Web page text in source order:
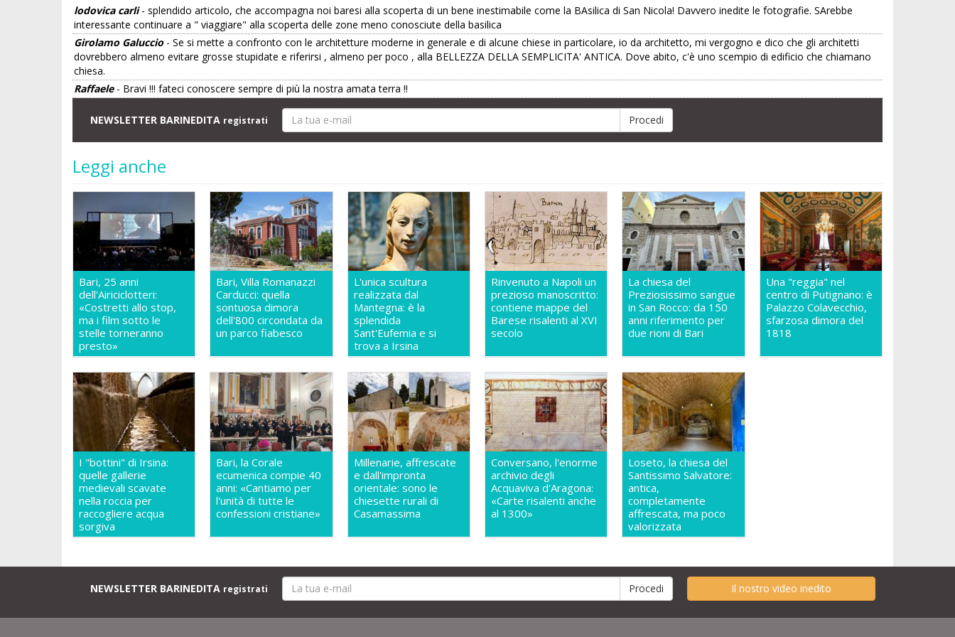
lodovica carli- splendido articolo, che accompagna noi baresi alla scoperta di un bene inestimabile come la BAsilica di San Nicola! Davvero inedite le fotografie. SArebbe
interessante continuare a " viaggiare" alla scoperta delle zone meno conosciute della basilica
Girolamo Galuccio- Se si mette a confronto con le architetture moderne in generale e di alcune chiese in particolare, io da architetto, mi vergogno e dico che gli architetti
dovrebbero almeno evitare grosse stupidate e riferirsi , almeno per poco , alla BELLEZZA DELLA SEMPLICITA' ANTICA. Dove abito, c'è uno scempio di edificio che chiamano
chiesa.
Raffaele- Bravi !!! fateci conoscere sempre di più la nostra amata terra !!
NEWSLETTER BARINEDITA registrati
Leggi anche
Bari, 25 anni
dell'Airiciclotteri:
«Costretti allo stop,
ma i film sotto le
stelle torneranno
presto»
Bari, Villa Romanazzi
Carducci: quella
sontuosa dimora
dell'800 circondata da
un parco fiabesco
L'unica scultura
realizzata dal
Mantegna: è la
splendida
Sant'Eufemia e si
trova a Irsina
Rinvenuto a Napoli un
prezioso manoscritto:
contiene mappe del
Barese risalenti al XVI
secolo
La chiesa del
Preziosissimo sangue
in San Rocco: da 150
anni riferimento per
due rioni di Bari
Una "reggia" nel
centro di Putignano: è
Palazzo Colavecchio,
sfarzosa dimora del
1818
I "bottini" di Irsina:
quelle gallerie
medievali scavate
nella roccia per
raccogliere acqua
sorgiva
Bari, la Corale
ecumenica compie 40
anni: «Cantiamo per
l'unità di tutte le
confessioni cristiane»
Millenarie, affrescate
e dall'impronta
orientale: sono le
chiesette rurali di
Casamassima
Conversano, l'enorme
archivio degli
Acquaviva d'Aragona:
«Carte risalenti anche
al 1300»
Loseto, la chiesa del
Santissimo Salvatore:
antica,
completamente
affrescata, ma poco
valorizzata
NEWSLETTER BARINEDITA registrati Il nostro video inedito